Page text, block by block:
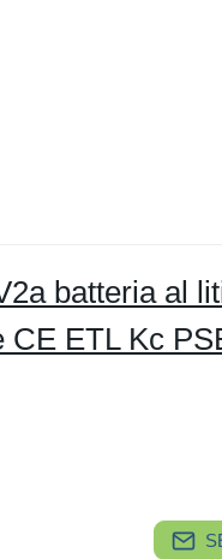
batteria al
ETL Kc